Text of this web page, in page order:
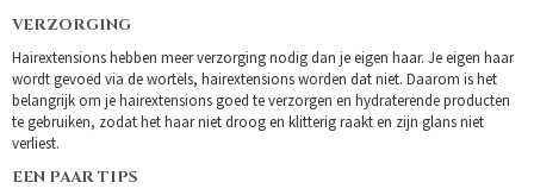
VERZORGING
Hairextensions hebben meer verzorging nodig dan je eigen haar. Je eigen haar
wordt gevoed via de wortels, hairextensions worden dat niet. Daarom is het
belangrijk om je hairextensions goed te verzorgen en hydraterende producten
te gebruiken, zodat het haar niet droog en klitterig raakt en zijn glans niet
verliest.
EEN PAAR TIPS